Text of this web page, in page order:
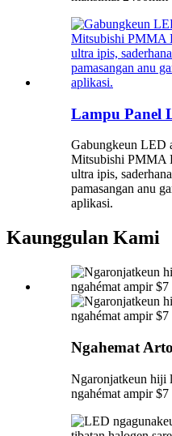
Lampu Panel
Gabungkeun LED
Mitsubishi PMMA
ultra ipis,
pamasangan anu
aplikasi.
Kaunggulan Kami
Ngahemat
Ngaronjatkeun hiji
ngahémat ampir $7